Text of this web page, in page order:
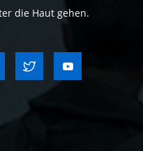
die Haut gehen.